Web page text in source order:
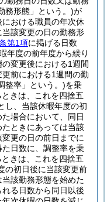
務形態」という。)が
おける職員の年次休
該変更の日の勤務形
第1項に掲げる日数
年度の前年度から繰り
変更後における1週間
前における1週間の勤
整率」という。)を乗
きは、これを四捨五
し、当該休暇年度の初
場合において、同日
ときにあっては当該
更の日の前日までに
日数に、調整率を乗
きは、これを四捨五
の初日後に当該変更前
該勤務形態を始めた
る日数から同日以後